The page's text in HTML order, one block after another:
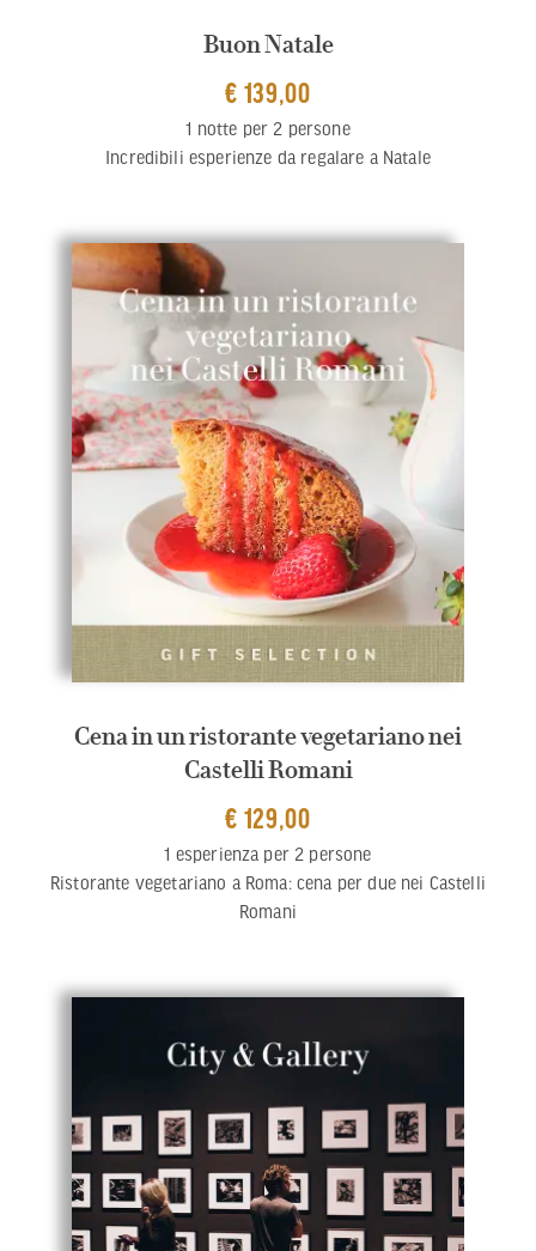
Buon Natale
€ 139,00
1 notte per 2 persone
Incredibili esperienze da regalare a Natale
Cena in un ristorante vegetariano nei
Castelli Romani
€ 129,00
1 esperienza per 2 persone
Ristorante vegetariano a Roma: cena per due nei Castelli
Romani